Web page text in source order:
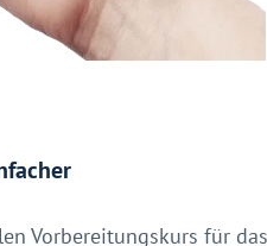
Vorbereitungskurs für